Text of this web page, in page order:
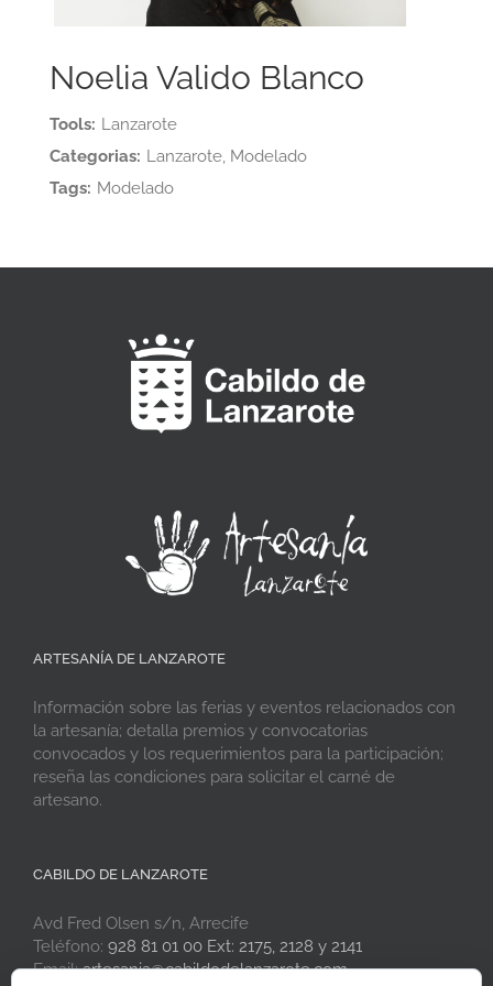
Noelia Valido Blanco
Tools: Lanzarote
Categorias: Lanzarote, Modelado
Tags: Modelado
ARTESANÍA DE LANZAROTE
Información sobre las ferias y eventos relacionados con
la artesanía; detalla premios y convocatorias
convocados y los requerimientos para la participación;
reseña las condiciones para solicitar el carné de
artesano.
CABILDO DE LANZAROTE
Avd Fred Olsen s/n, Arrecife
Teléfono: 928 81 01 00 Ext: 2175, 2128 y 2141
Email:artesania@cabildodelanzarote.com